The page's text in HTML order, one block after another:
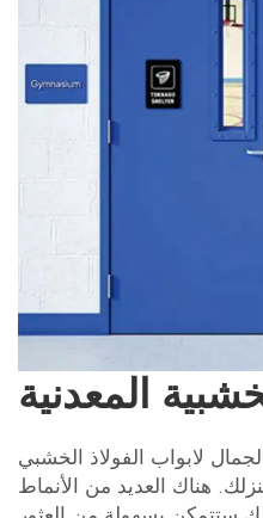
المعدنية
لابواب الفولاذ الخشبي
هناك العديد من الأنماط